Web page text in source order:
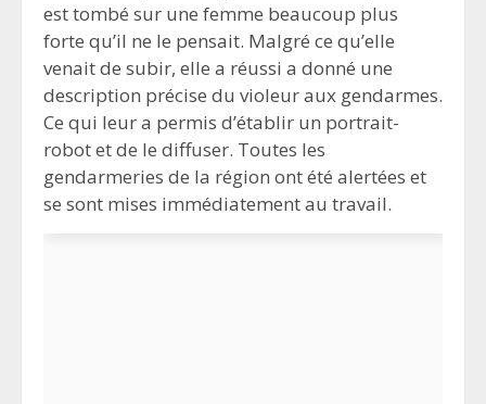
est tombé sur une femme beaucoup plus
forte qu’il ne le pensait. Malgré ce qu’elle
venait de subir, elle a réussi a donné une
description précise du violeur aux gendarmes.
Ce qui leur a permis d’établir un portrait-
robot et de le diffuser. Toutes les
gendarmeries de la région ont été alertées et
se sont mises immédiatement au travail.